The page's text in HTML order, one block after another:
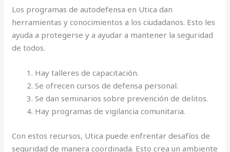
Los programas de autodefensa en Utica dan
herramientas y conocimientos a los ciudadanos. Esto les
ayuda a protegerse y a ayudar a mantener la seguridad
de todos.
Hay talleres de capacitación.
Se ofrecen cursos de defensa personal.
Se dan seminarios sobre prevención de delitos.
Hay programas de vigilancia comunitaria.
Con estos recursos, Utica puede enfrentar desafíos de
seguridad de manera coordinada. Esto crea un ambiente